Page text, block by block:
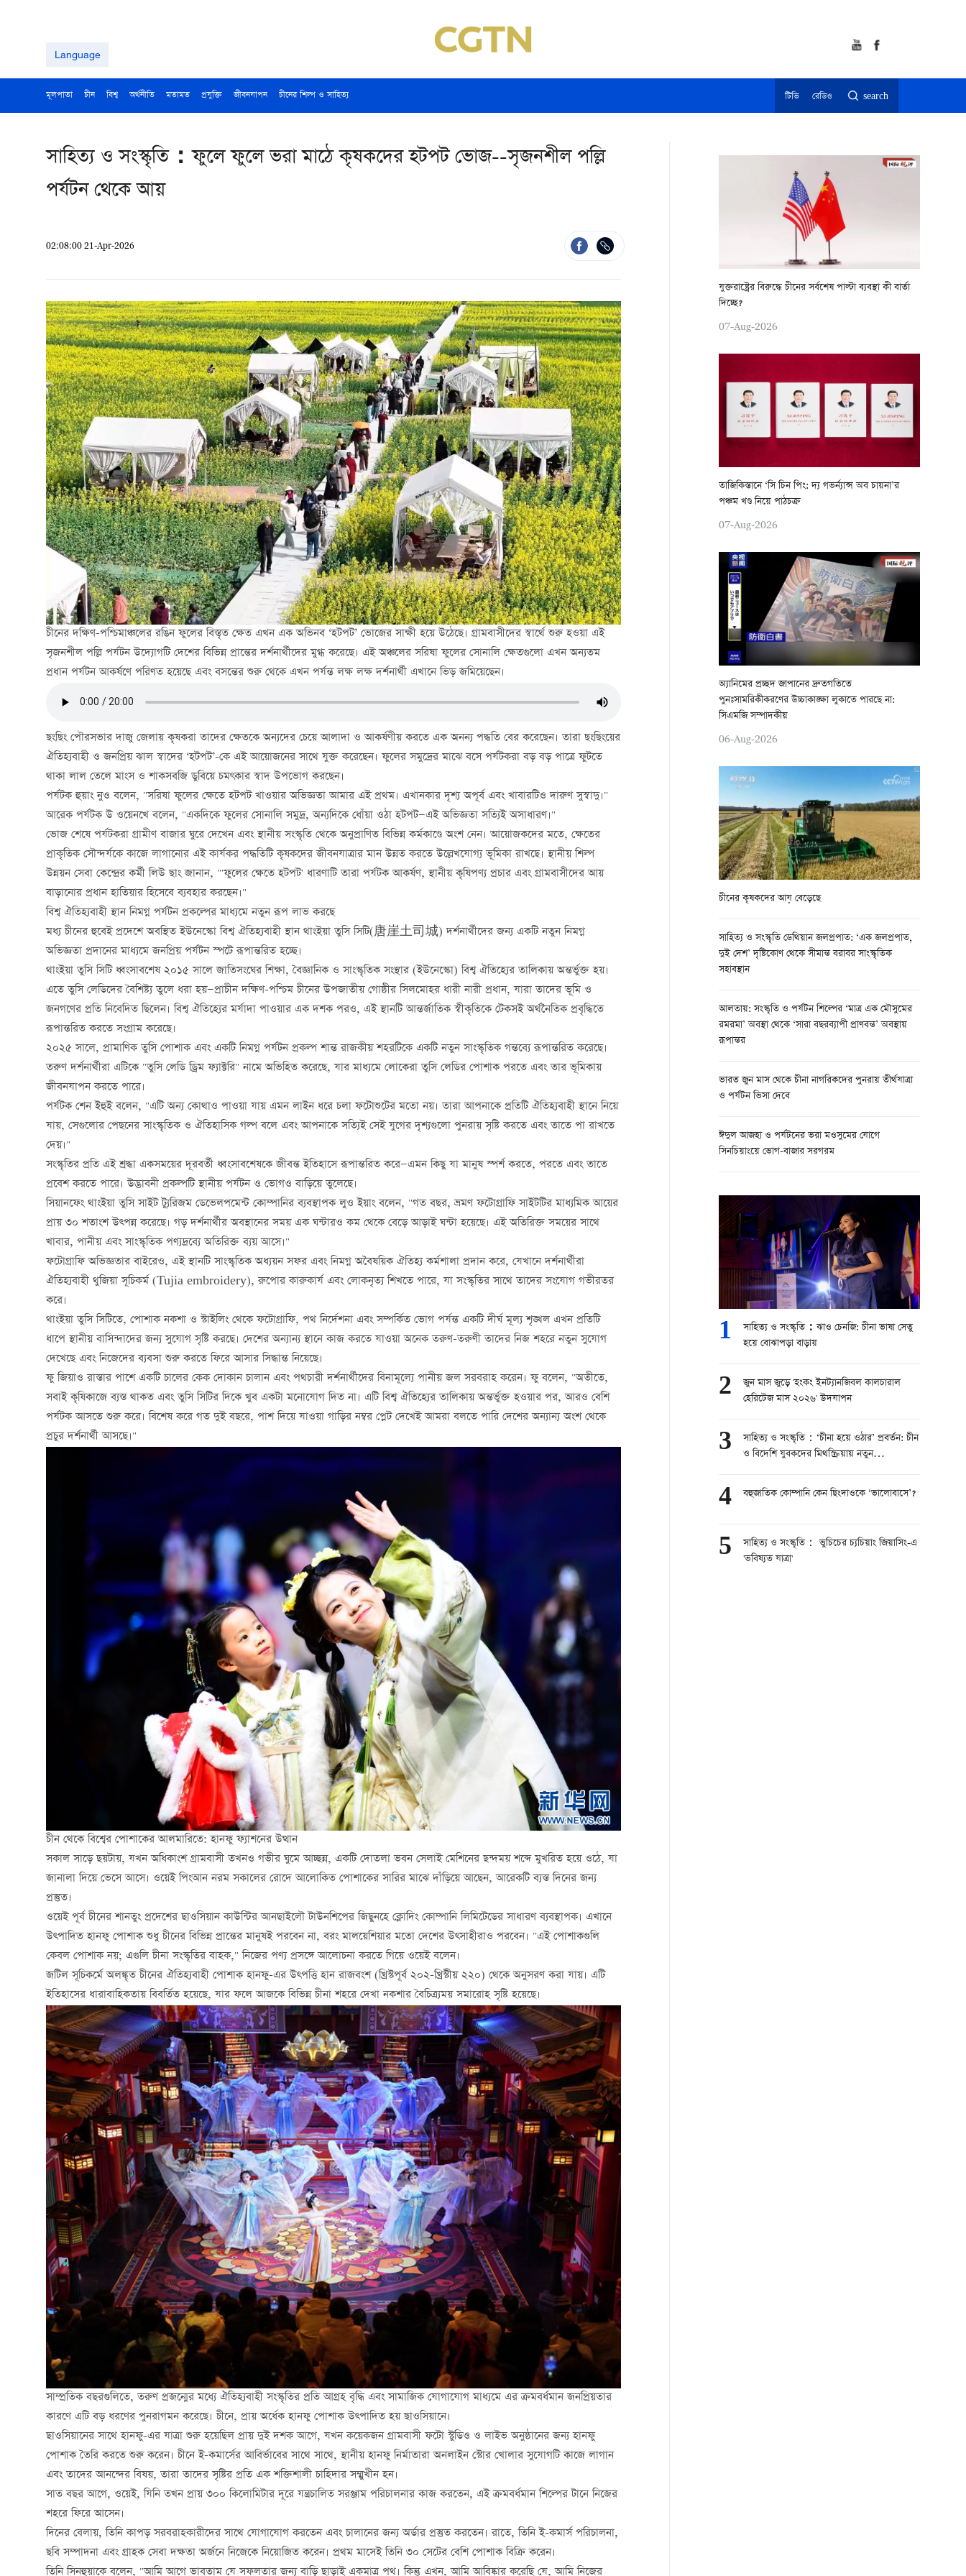
Language
মূলপাতা চীন বিশ্ব অর্থনীতি মতামত প্রযুক্তি জীবনযাপন চীনের শিল্প ও সাহিত্য টিভি রেডিও search
সাহিত্য ও সংস্কৃতি：ফুলে ফুলে ভরা মাঠে কৃষকদের হটপট ভোজ--সৃজনশীল পল্লি
পর্যটন থেকে আয়
02:08:00 21-Apr-2026
চীনের দক্ষিণ-পশ্চিমাঞ্চলের রঙিন ফুলের বিস্তৃত ক্ষেত এখন এক অভিনব ‘হটপট’ ভোজের সাক্ষী হয়ে উঠেছে। গ্রামবাসীদের স্বার্থে শুরু হওয়া এই
সৃজনশীল পল্লি পর্যটন উদ্যোগটি দেশের বিভিন্ন প্রান্তের দর্শনার্থীদের মুগ্ধ করেছে। এই অঞ্চলের সরিষা ফুলের সোনালি ক্ষেতগুলো এখন অন্যতম
প্রধান পর্যটন আকর্ষণে পরিণত হয়েছে এবং বসন্তের শুরু থেকে এখন পর্যন্ত লক্ষ লক্ষ দর্শনার্থী এখানে ভিড় জমিয়েছেন।
ছংছিং পৌরসভার দাজু জেলায় কৃষকরা তাদের ক্ষেতকে অন্যদের চেয়ে আলাদা ও আকর্ষণীয় করতে এক অনন্য পদ্ধতি বের করেছেন। তারা ছংছিংয়ের
ঐতিহ্যবাহী ও জনপ্রিয় ঝাল স্বাদের ‘হটপট’-কে এই আয়োজনের সাথে যুক্ত করেছেন। ফুলের সমুদ্রের মাঝে বসে পর্যটকরা বড় বড় পাত্রে ফুটতে
থাকা লাল তেলে মাংস ও শাকসবজি ডুবিয়ে চমৎকার স্বাদ উপভোগ করছেন।
পর্যটক হুয়াং নুও বলেন, "সরিষা ফুলের ক্ষেতে হটপট খাওয়ার অভিজ্ঞতা আমার এই প্রথম। এখানকার দৃশ্য অপূর্ব এবং খাবারটিও দারুণ সুস্বাদু।"
আরেক পর্যটক উ ওয়েনখে বলেন, "একদিকে ফুলের সোনালি সমুদ্র, অন্যদিকে ধোঁয়া ওঠা হটপট—এই অভিজ্ঞতা সত্যিই অসাধারণ।"
ভোজ শেষে পর্যটকরা গ্রামীণ বাজার ঘুরে দেখেন এবং স্থানীয় সংস্কৃতি থেকে অনুপ্রাণিত বিভিন্ন কর্মকাণ্ডে অংশ নেন। আয়োজকদের মতে, ক্ষেতের
প্রাকৃতিক সৌন্দর্যকে কাজে লাগানোর এই কার্যকর পদ্ধতিটি কৃষকদের জীবনযাত্রার মান উন্নত করতে উল্লেখযোগ্য ভূমিকা রাখছে। স্থানীয় শিল্প
উন্নয়ন সেবা কেন্দ্রের কর্মী লিউ ছাং জানান, "'ফুলের ক্ষেতে হটপট' ধারণাটি তারা পর্যটক আকর্ষণ, স্থানীয় কৃষিপণ্য প্রচার এবং গ্রামবাসীদের আয়
বাড়ানোর প্রধান হাতিয়ার হিসেবে ব্যবহার করছেন।"
বিশ্ব ঐতিহ্যবাহী স্থান নিমগ্ন পর্যটন প্রকল্পের মাধ্যমে নতুন রূপ লাভ করছে
মধ্য চীনের হুবেই প্রদেশে অবস্থিত ইউনেস্কো বিশ্ব ঐতিহ্যবাহী স্থান থাংইয়া তুসি সিটি(唐崖土司城) দর্শনার্থীদের জন্য একটি নতুন নিমগ্ন
অভিজ্ঞতা প্রদানের মাধ্যমে জনপ্রিয় পর্যটন স্পটে রূপান্তরিত হচ্ছে।
থাংইয়া তুসি সিটি ধ্বংসাবশেষ ২০১৫ সালে জাতিসংঘের শিক্ষা, বৈজ্ঞানিক ও সাংস্কৃতিক সংস্থার (ইউনেস্কো) বিশ্ব ঐতিহ্যের তালিকায় অন্তর্ভুক্ত হয়।
এতে তুসি লেডিদের বৈশিষ্ট্য তুলে ধরা হয়—প্রাচীন দক্ষিণ-পশ্চিম চীনের উপজাতীয় গোষ্ঠীর সিলমোহর ধারী নারী প্রধান, যারা তাদের ভূমি ও
জনগণের প্রতি নিবেদিত ছিলেন। বিশ্ব ঐতিহ্যের মর্যাদা পাওয়ার এক দশক পরও, এই স্থানটি আন্তর্জাতিক স্বীকৃতিকে টেকসই অর্থনৈতিক প্রবৃদ্ধিতে
রূপান্তরিত করতে সংগ্রাম করেছে।
২০২৫ সালে, প্রামাণিক তুসি পোশাক এবং একটি নিমগ্ন পর্যটন প্রকল্প শান্ত রাজকীয় শহরটিকে একটি নতুন সাংস্কৃতিক গন্তব্যে রূপান্তরিত করেছে।
তরুণ দর্শনার্থীরা এটিকে "তুসি লেডি ড্রিম ফ্যাক্টরি" নামে অভিহিত করেছে, যার মাধ্যমে লোকেরা তুসি লেডির পোশাক পরতে এবং তার ভূমিকায়
জীবনযাপন করতে পারে।
পর্যটক শেন ইহুই বলেন, "এটি অন্য কোথাও পাওয়া যায় এমন লাইন ধরে চলা ফটোশুটের মতো নয়। তারা আপনাকে প্রতিটি ঐতিহ্যবাহী স্থানে নিয়ে
যায়, সেগুলোর পেছনের সাংস্কৃতিক ও ঐতিহাসিক গল্প বলে এবং আপনাকে সত্যিই সেই যুগের দৃশ্যগুলো পুনরায় সৃষ্টি করতে এবং তাতে পা রাখতে
দেয়।"
সংস্কৃতির প্রতি এই শ্রদ্ধা একসময়ের দূরবর্তী ধ্বংসাবশেষকে জীবন্ত ইতিহাসে রূপান্তরিত করে—এমন কিছু যা মানুষ স্পর্শ করতে, পরতে এবং তাতে
প্রবেশ করতে পারে। উদ্ভাবনী প্রকল্পটি স্থানীয় পর্যটন ও ভোগও বাড়িয়ে তুলেছে।
সিয়ানফেং থাংইয়া তুসি সাইট ট্যুরিজম ডেভেলপমেন্ট কোম্পানির ব্যবস্থাপক লুও ইয়াং বলেন, "গত বছর, ভ্রমণ ফটোগ্রাফি সাইটটির মাধ্যমিক আয়ের
প্রায় ৩০ শতাংশ উত্পন্ন করেছে। গড় দর্শনার্থীর অবস্থানের সময় এক ঘন্টারও কম থেকে বেড়ে আড়াই ঘন্টা হয়েছে। এই অতিরিক্ত সময়ের সাথে
খাবার, পানীয় এবং সাংস্কৃতিক পণ্যদ্রব্যে অতিরিক্ত ব্যয় আসে।"
ফটোগ্রাফি অভিজ্ঞতার বাইরেও, এই স্থানটি সাংস্কৃতিক অধ্যয়ন সফর এবং নিমগ্ন অবৈষয়িক ঐতিহ্য কর্মশালা প্রদান করে, যেখানে দর্শনার্থীরা
ঐতিহ্যবাহী থুজিয়া সূচিকর্ম (Tujia embroidery), রুপোর কারুকার্য এবং লোকনৃত্য শিখতে পারে, যা সংস্কৃতির সাথে তাদের সংযোগ গভীরতর
করে।
থাংইয়া তুসি সিটিতে, পোশাক নকশা ও স্টাইলিং থেকে ফটোগ্রাফি, পথ নির্দেশনা এবং সম্পর্কিত ভোগ পর্যন্ত একটি দীর্ঘ মূল্য শৃঙ্খল এখন প্রতিটি
ধাপে স্থানীয় বাসিন্দাদের জন্য সুযোগ সৃষ্টি করছে। দেশের অন্যান্য স্থানে কাজ করতে যাওয়া অনেক তরুণ-তরুণী তাদের নিজ শহরে নতুন সুযোগ
দেখেছে এবং নিজেদের ব্যবসা শুরু করতে ফিরে আসার সিদ্ধান্ত নিয়েছে।
ফু জিয়াও রাস্তার পাশে একটি চালের কেক দোকান চালান এবং পথচারী দর্শনার্থীদের বিনামূল্যে পানীয় জল সরবরাহ করেন। ফু বলেন, "অতীতে,
সবাই কৃষিকাজে ব্যস্ত থাকত এবং তুসি সিটির দিকে খুব একটা মনোযোগ দিত না। এটি বিশ্ব ঐতিহ্যের তালিকায় অন্তর্ভুক্ত হওয়ার পর, আরও বেশি
পর্যটক আসতে শুরু করে। বিশেষ করে গত দুই বছরে, পাশ দিয়ে যাওয়া গাড়ির নম্বর প্লেট দেখেই আমরা বলতে পারি দেশের অন্যান্য অংশ থেকে
প্রচুর দর্শনার্থী আসছে।"
চীন থেকে বিশ্বের পোশাকের আলমারিতে: হানফু ফ্যাশনের উত্থান
সকাল সাড়ে ছয়টায়, যখন অধিকাংশ গ্রামবাসী তখনও গভীর ঘুমে আচ্ছন্ন, একটি দোতলা ভবন সেলাই মেশিনের ছন্দময় শব্দে মুখরিত হয়ে ওঠে, যা
জানালা দিয়ে ভেসে আসে। ওয়েই পিংআন নরম সকালের রোদে আলোকিত পোশাকের সারির মাঝে দাঁড়িয়ে আছেন, আরেকটি ব্যস্ত দিনের জন্য
প্রস্তুত।
ওয়েই পূর্ব চীনের শানতুং প্রদেশের ছাওসিয়ান কাউন্টির আনছাইলৌ টাউনশিপের জিছুনহে ক্লোদিং কোম্পানি লিমিটেডের সাধারণ ব্যবস্থাপক। এখানে
উত্পাদিত হানফু পোশাক শুধু চীনের বিভিন্ন প্রান্তের মানুষই পরবেন না, বরং মালয়েশিয়ার মতো দেশের উত্সাহীরাও পরবেন। "এই পোশাকগুলি
কেবল পোশাক নয়; এগুলি চীনা সংস্কৃতির বাহক," নিজের পণ্য প্রসঙ্গে আলোচনা করতে গিয়ে ওয়েই বলেন।
জটিল সূচিকর্মে অলঙ্কৃত চীনের ঐতিহ্যবাহী পোশাক হানফু-এর উত্পত্তি হান রাজবংশ (খ্রিস্টপূর্ব ২০২-খ্রিস্টীয় ২২০) থেকে অনুসরণ করা যায়। এটি
ইতিহাসের ধারাবাহিকতায় বিবর্তিত হয়েছে, যার ফলে আজকে বিভিন্ন চীনা শহরে দেখা নকশার বৈচিত্র্যময় সমারোহ সৃষ্টি হয়েছে।
সাম্প্রতিক বছরগুলিতে, তরুণ প্রজন্মের মধ্যে ঐতিহ্যবাহী সংস্কৃতির প্রতি আগ্রহ বৃদ্ধি এবং সামাজিক যোগাযোগ মাধ্যমে এর ক্রমবর্ধমান জনপ্রিয়তার
কারণে এটি বড় ধরণের পুনরাগমন করেছে। চীনে, প্রায় অর্ধেক হানফু পোশাক উত্পাদিত হয় ছাওসিয়ানে।
ছাওসিয়ানের সাথে হানফু-এর যাত্রা শুরু হয়েছিল প্রায় দুই দশক আগে, যখন কয়েকজন গ্রামবাসী ফটো স্টুডিও ও লাইভ অনুষ্ঠানের জন্য হানফু
পোশাক তৈরি করতে শুরু করেন। চীনে ই-কমার্সের আবির্ভাবের সাথে সাথে, স্থানীয় হানফু নির্মাতারা অনলাইন স্টোর খোলার সুযোগটি কাজে লাগান
এবং তাদের আনন্দের বিষয়, তারা তাদের সৃষ্টির প্রতি এক শক্তিশালী চাহিদার সম্মুখীন হন।
সাত বছর আগে, ওয়েই, যিনি তখন প্রায় ৩০০ কিলোমিটার দূরে যন্ত্রচালিত সরঞ্জাম পরিচালনার কাজ করতেন, এই ক্রমবর্ধমান শিল্পের টানে নিজের
শহরে ফিরে আসেন।
দিনের বেলায়, তিনি কাপড় সরবরাহকারীদের সাথে যোগাযোগ করতেন এবং চালানের জন্য অর্ডার প্রস্তুত করতেন। রাতে, তিনি ই-কমার্স পরিচালনা,
ছবি সম্পাদনা এবং গ্রাহক সেবা দক্ষতা অর্জনে নিজেকে নিয়োজিত করেন। প্রথম মাসেই তিনি ৩০ সেটের বেশি পোশাক বিক্রি করেন।
তিনি সিনহুয়াকে বলেন, "আমি আগে ভাবতাম যে সফলতার জন্য বাড়ি ছাড়াই একমাত্র পথ। কিন্তু এখন, আমি আবিষ্কার করেছি যে, আমি নিজের
যুক্তরাষ্ট্রের বিরুদ্ধে চীনের সর্বশেষ পাল্টা ব্যবস্থা কী বার্তা
দিচ্ছে?
07-Aug-2026
তাজিকিস্তানে ‘সি চিন পিং: দ্য গভর্ন্যান্স অব চায়না’র
পঞ্চম খণ্ড নিয়ে পাঠচক্র
07-Aug-2026
অ্যানিমের প্রচ্ছদ জাপানের দ্রুতগতিতে
পুনঃসামরিকীকরণের উচ্চাকাঙ্ক্ষা লুকাতে পারছে না:
সিএমজি সম্পাদকীয়
06-Aug-2026
চীনের কৃষকদের আয় বেড়েছে
সাহিত্য ও সংস্কৃতি ডেথিয়ান জলপ্রপাত: ‘এক জলপ্রপাত,
দুই দেশ’ দৃষ্টিকোণ থেকে সীমান্ত বরাবর সাংস্কৃতিক
সহাবস্থান
আলতায়: সংস্কৃতি ও পর্যটন শিল্পের ‘মাত্র এক মৌসুমের
রমরমা’ অবস্থা থেকে ‘সারা বছরব্যাপী প্রাণবন্ত’ অবস্থায়
রূপান্তর
ভারত জুন মাস থেকে চীনা নাগরিকদের পুনরায় তীর্থযাত্রা
ও পর্যটন ভিসা দেবে
ঈদুল আজহা ও পর্যটনের ভরা মওসুমের যোগে
সিনচিয়াংয়ে ভোগ-বাজার সরগরম
1
সাহিত্য ও সংস্কৃতি：ঝাও চেনজি: চীনা ভাষা সেতু
হয়ে বোঝাপড়া বাড়ায়
2
জুন মাস জুড়ে 'হংকং ইনট্যানজিবল কালচারাল
হেরিটেজ মাস ২০২৬' উদযাপন
3
সাহিত্য ও সংস্কৃতি：‘চীনা হয়ে ওঠার’ প্রবর্তন: চীন
ও বিদেশি যুবকদের মিথস্ক্রিয়ায় নতুন
4 বহুজাতিক কোম্পানি কেন ছিংদাওকে ‘ভালোবাসে’?
5
সাহিত্য ও সংস্কৃতি： ভুচিচের চ্যচিয়াং জিয়াসিং-এ
'ভবিষ্যত যাত্রা'